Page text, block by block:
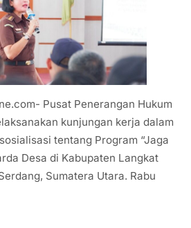
Pusat Penerangan Hukum
kunjungan kerja dalam
tentang Program “Jaga
Desa di Kabupaten Langkat
Sumatera Utara. Rabu